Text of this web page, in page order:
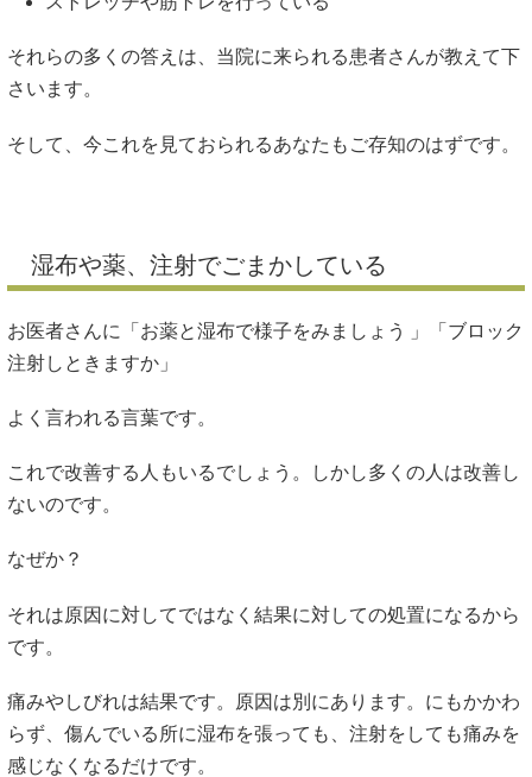
それらの多くの答えは、当院に来られる患者さんが教えて下
さいます。
そして、今これを見ておられるあなたもご存知のはずです。
湿布や薬、注射でごまかしている
お医者さんに「お薬と湿布で様子をみましょう 」「ブロック
注射しときますか」
よく言われる言葉です。
これで改善する人もいるでしょう。しかし多くの人は改善し
ないのです。
なぜか？
それは原因に対してではなく結果に対しての処置になるから
です。
痛みやしびれは結果です。原因は別にあります。にもかかわ
らず、傷んでいる所に湿布を張っても、注射をしても痛みを
感じなくなるだけです。